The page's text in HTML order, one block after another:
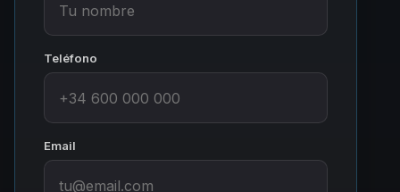
Teléfono
Email